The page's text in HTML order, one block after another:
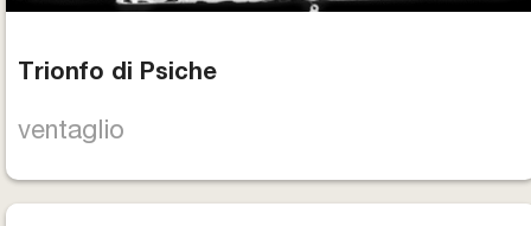
Trionfo di Psiche
ventaglio